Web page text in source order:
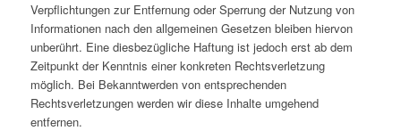
Verpflichtungen zur Entfernung oder Sperrung der Nutzung von
Informationen nach den allgemeinen Gesetzen bleiben hiervon
unberührt. Eine diesbezügliche Haftung ist jedoch erst ab dem
Zeitpunkt der Kenntnis einer konkreten Rechtsverletzung
möglich. Bei Bekanntwerden von entsprechenden
Rechtsverletzungen werden wir diese Inhalte umgehend
entfernen.